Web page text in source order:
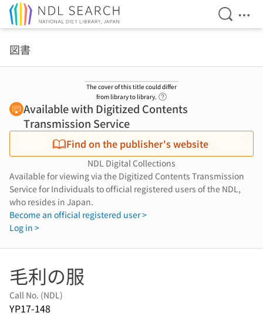
Open
図書
The cover of this title could differ
from library to library.
Available with Digitized Contents
Transmission Service
Find on the publisher's website
NDL Digital Collections
Available for viewing via the Digitized Contents Transmission
Service for Individuals to official registered users of the NDL,
who resides in Japan.
Become an official registered user >
Log in >
毛利の服
Call No. (NDL)
YP17-148